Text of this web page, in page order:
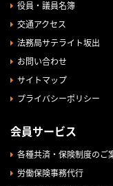
役員・議員名簿
交通アクセス
法務局サテライト坂出
お問い合わせ
サイトマップ
プライバシーポリシー
会員サービス
各種共済・保険制度のご
労働保険事務代行